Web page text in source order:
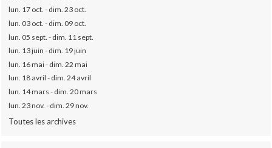
lun. 17 oct. - dim. 23 oct.
lun. 03 oct. - dim. 09 oct.
lun. 05 sept. - dim. 11 sept.
lun. 13 juin - dim. 19 juin
lun. 16 mai - dim. 22 mai
lun. 18 avril - dim. 24 avril
lun. 14 mars - dim. 20 mars
lun. 23 nov. - dim. 29 nov.
Toutes les archives